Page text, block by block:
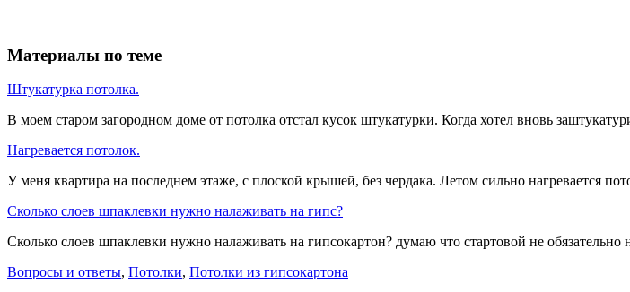
Материалы по теме
Штукатурка потолка.
В моем старом загородном доме от потолка отстал кусок штукатурки. Когда хотел вновь
Нагревается потолок.
У меня квартира на последнем этаже, с плоской крышей, без чердака. Летом сильно нагревается
Сколько слоев шпаклевки нужно налаживать на гипс?
Сколько слоев шпаклевки нужно налаживать на гипсокартон? думаю что стартовой не
Вопросы и ответы, Потолки, Потолки из гипсокартона